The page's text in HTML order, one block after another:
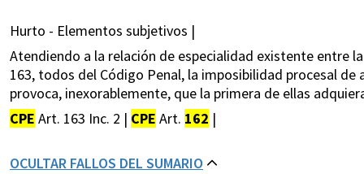
Hurto - Elementos subjetivos |
Atendiendo a la relación de especialidad existente entre
163, todos del Código Penal, la imposibilidad procesal
provoca, inexorablemente, que la primera de ellas
CPE Art. 163 Inc. 2 | CPE Art. 162 |
OCULTAR FALLOS DEL SUMARIO